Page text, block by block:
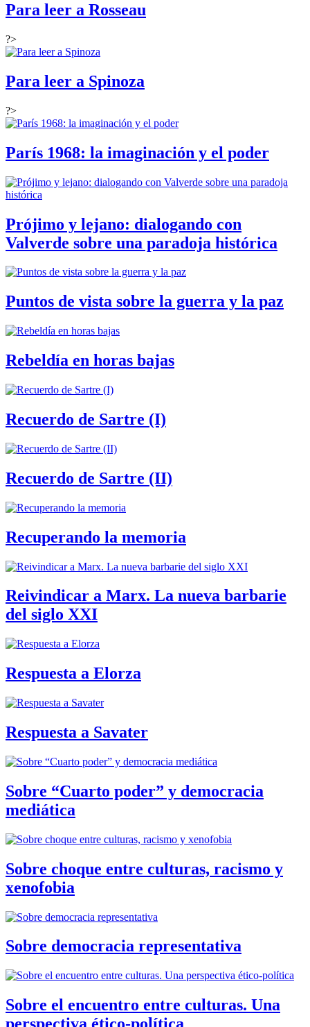
Para leer a Rosseau
?>
Para leer a Spinoza
?>
París 1968: la imaginación y el poder
Prójimo y lejano: dialogando con
Valverde sobre una paradoja histórica
Puntos de vista sobre la guerra y la paz
Rebeldía en horas bajas
Recuerdo de Sartre (I)
Recuerdo de Sartre (II)
Recuperando la memoria
Reivindicar a Marx. La nueva barbarie
del siglo XXI
Respuesta a Elorza
Respuesta a Savater
Sobre “Cuarto poder” y democracia
mediática
Sobre choque entre culturas, racismo y
xenofobia
Sobre democracia representativa
Sobre el encuentro entre culturas. Una